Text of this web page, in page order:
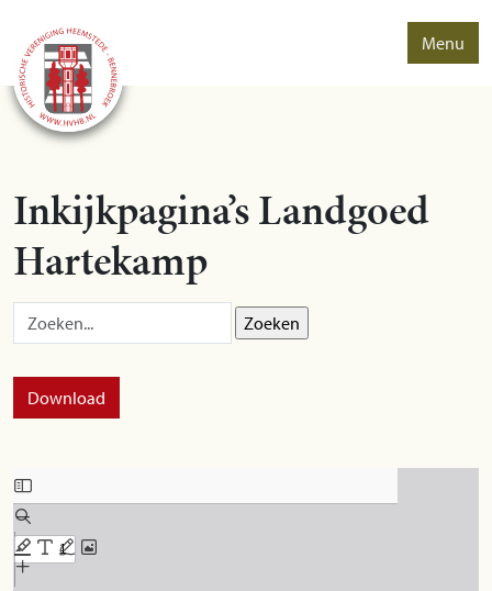
Menu
Inkijkpagina’s Landgoed
Hartekamp
Zoek op:
Download
Skip to PDF content